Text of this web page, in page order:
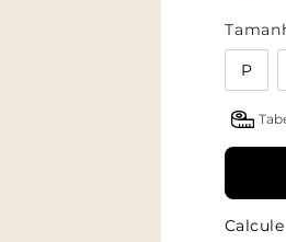
P